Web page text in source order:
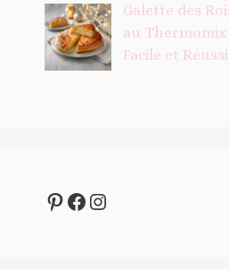
Galette des
au Thermomix
Facile et
Pinterest
Facebook
Instagram